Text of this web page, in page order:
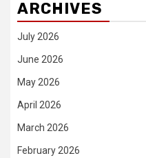
ARCHIVES
July 2026
June 2026
May 2026
April 2026
March 2026
February 2026